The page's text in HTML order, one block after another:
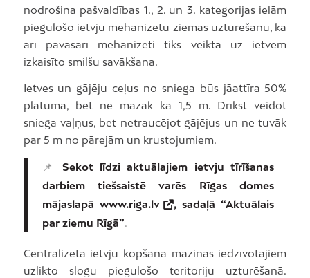
nodrošina pašvaldības 1., 2. un 3. kategorijas ielām
piegulošo ietvju mehanizētu ziemas uzturēšanu, kā
arī pavasarī mehanizēti tiks veikta uz ietvēm
izkaisīto smilšu savākšana.
Ietves un gājēju ceļus no sniega būs jāattīra 50%
platumā, bet ne mazāk kā 1,5 m. Drīkst veidot
sniega vaļņus, bet netraucējot gājējus un ne tuvāk
par 5 m no pārejām un krustojumiem.
📌Sekot līdzi aktuālajiem ietvju tīrīšanas
darbiem tiešsaistē varēs Rīgas domes
mājaslapāwww.riga.lv
, sadaļā “Aktuālais
par ziemu Rīgā”.
Centralizētā ietvju kopšana mazinās iedzīvotājiem
uzlikto slogu piegulošo teritoriju uzturēšanā.